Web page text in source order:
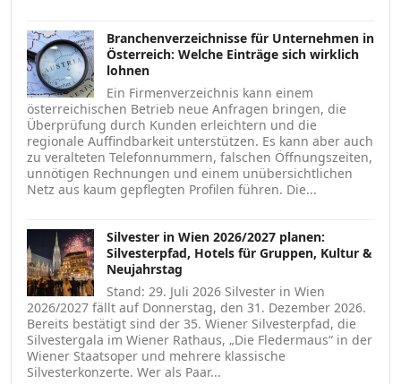
Branchenverzeichnisse für Unternehmen in
Österreich: Welche Einträge sich wirklich
lohnen
Ein Firmenverzeichnis kann einem
österreichischen Betrieb neue Anfragen bringen, die
Überprüfung durch Kunden erleichtern und die
regionale Auffindbarkeit unterstützen. Es kann aber auch
zu veralteten Telefonnummern, falschen Öffnungszeiten,
unnötigen Rechnungen und einem unübersichtlichen
Netz aus kaum gepflegten Profilen führen. Die...
Silvester in Wien 2026/2027 planen:
Silvesterpfad, Hotels für Gruppen, Kultur &
Neujahrstag
Stand: 29. Juli 2026 Silvester in Wien
2026/2027 fällt auf Donnerstag, den 31. Dezember 2026.
Bereits bestätigt sind der 35. Wiener Silvesterpfad, die
Silvestergala im Wiener Rathaus, „Die Fledermaus“ in der
Wiener Staatsoper und mehrere klassische
Silvesterkonzerte. Wer als Paar...